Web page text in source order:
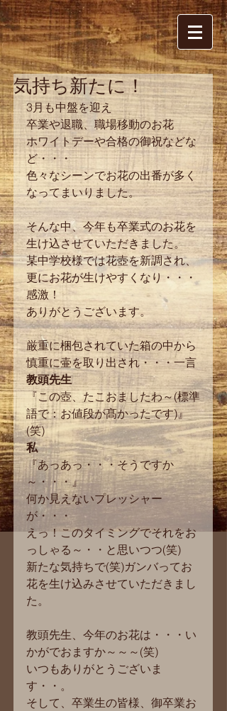
気持ち新たに！
3月も中盤を迎え
卒業や退職、職場移動のお花
ホワイトデーや合格の御祝などな
ど・・・
色々なシーンでお花の出番が多く
なってまいりました。
そんな中、今年も卒業式のお花を
生け込させていただきました。
某中学校様では花壺を新調され、
更にお花が生けやすくなり・・・
感激！
ありがとうございます。
厳重に梱包されていた箱の中から
慎重に壷を取り出され・・・一言
教頭先生
『この壺、たこおましたわ～(標準
語で：お値段が髙かったです)』
(笑)
私
『あっあっ・・・そうですか
～・・・』
何か見えないプレッシャー
が・・・
えっ！このタイミングでそれをお
っしゃる～・・と思いつつ(笑)
新たな気持ちで(笑)ガンバってお
花を生け込みさせていただきまし
た。
教頭先生、今年のお花は・・・い
かがでおますか～～～(笑)
いつもありがとうございま
す・・。
そして、卒業生の皆様、御卒業お